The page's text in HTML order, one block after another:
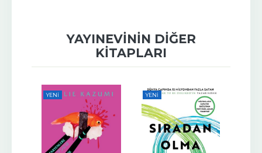
YAYINEVININ DIĞER
KITAPLARI
YENI YENI